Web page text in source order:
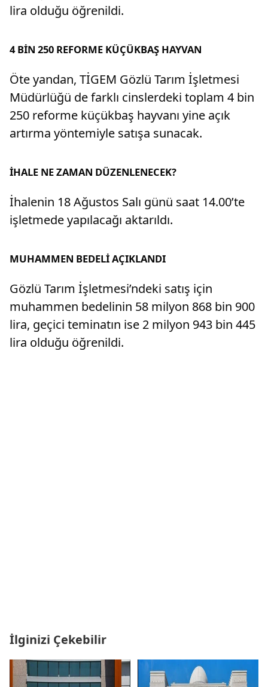
lira olduğu öğrenildi.
4 BİN 250 REFORME KÜÇÜKBAŞ HAYVAN
Öte yandan, TİGEM Gözlü Tarım İşletmesi
Müdürlüğü de farklı cinslerdeki toplam 4 bin
250 reforme küçükbaş hayvanı yine açık
artırma yöntemiyle satışa sunacak.
İHALE NE ZAMAN DÜZENLENECEK?
İhalenin 18 Ağustos Salı günü saat 14.00’te
işletmede yapılacağı aktarıldı.
MUHAMMEN BEDELİ AÇIKLANDI
Gözlü Tarım İşletmesi’ndeki satış için
muhammen bedelinin 58 milyon 868 bin 900
lira, geçici teminatın ise 2 milyon 943 bin 445
lira olduğu öğrenildi.
İlginizi Çekebilir